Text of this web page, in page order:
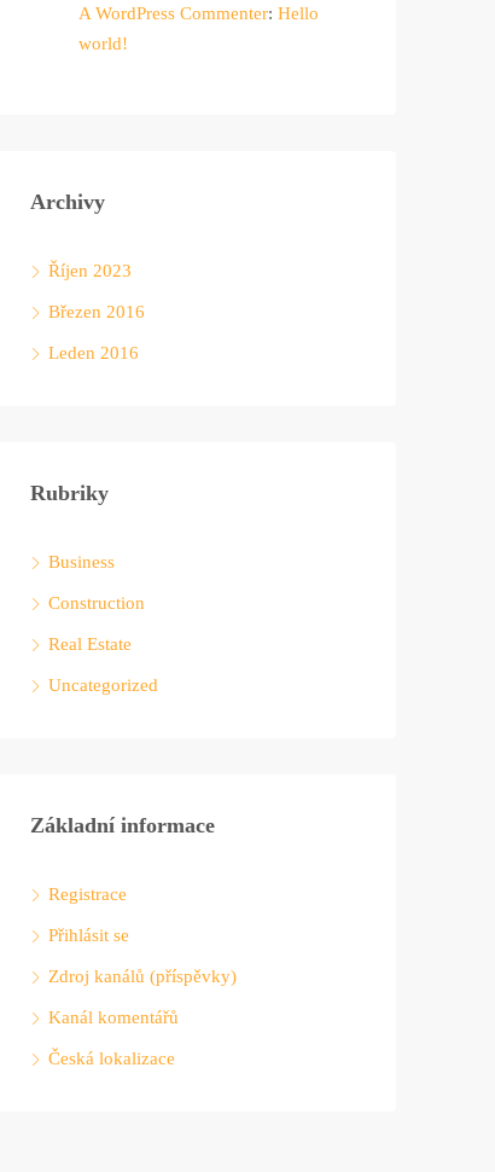
A WordPress Commenter: Hello
world!
Archivy
Říjen 2023
Březen 2016
Leden 2016
Rubriky
Business
Construction
Real Estate
Uncategorized
Základní informace
Registrace
Přihlásit se
Zdroj kanálů (příspěvky)
Kanál komentářů
Česká lokalizace